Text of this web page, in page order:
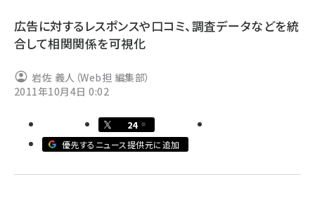
ai (2818)
note (2320)
z世代 (1629)
広告に対するレスポンスや口コミ、調査データなどを統
合して相関関係を可視化
岩佐 義人（Web担 編集部）
2011年10月4日 0:02
24
優先するニュース提供元に追加